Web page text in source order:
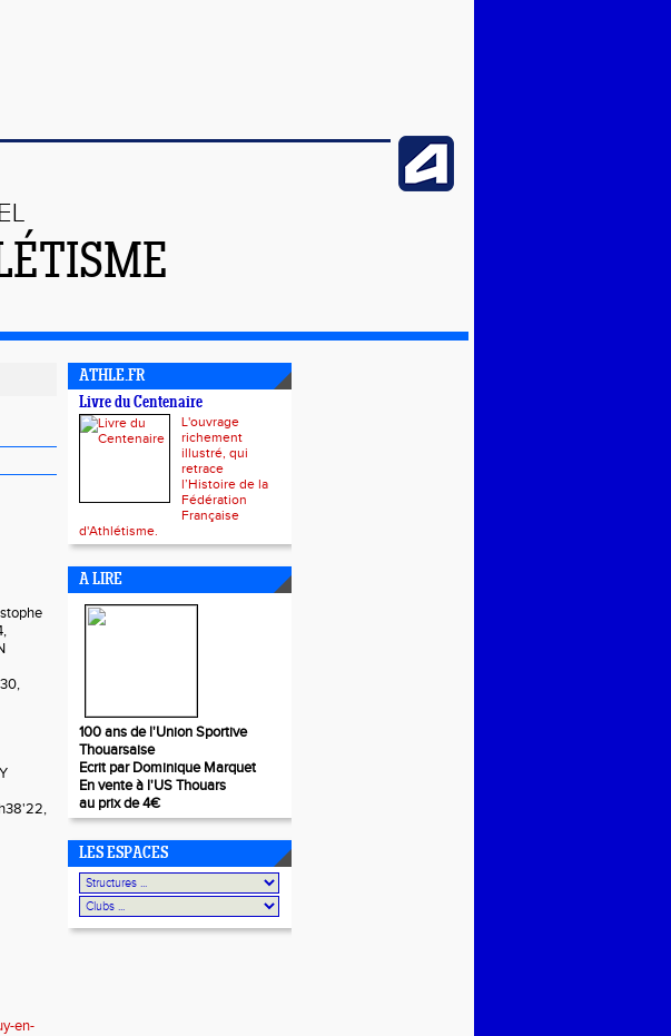
en-
ATHLE.FR
Livre du Centenaire
L'ouvrage
richement
illustré, qui
retrace
l’Histoire de la
Fédération
Française
d'Athlétisme.
A LIRE
100 ans de l'Union Sportive
Thouarsaise
Ecrit par Dominique Marquet
En vente à l'US Thouars
au prix de 4€
LES ESPACES